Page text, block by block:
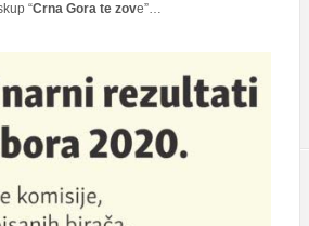
“Crna Gora te zove”…